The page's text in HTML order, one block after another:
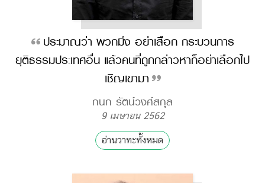
ประมาณว่า พวกมึง อย่าเสือก กระบวนการ
ยุติธรรมประเทศอื่น แล้วคนที่ถูกกล่าวหาก็อย่าเลือกไป
เชิญเขามา
กนก รัตน์วงศ์สกุล
9 เมษายน 2562
อ่านวาทะทั้งหมด